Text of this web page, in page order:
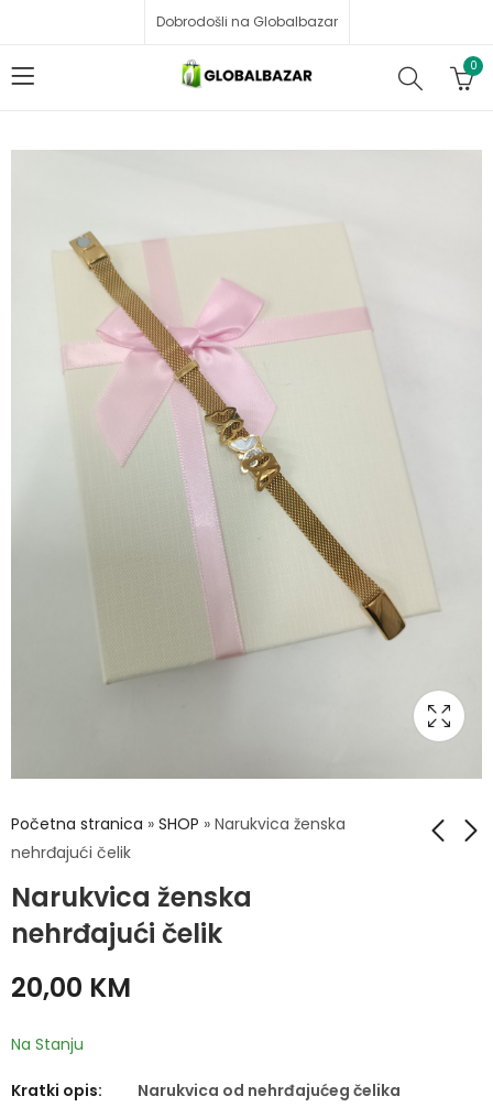
Dobrodošli na Globalbazar
0
Početna stranica » SHOP » Narukvica ženska
nehrđajući čelik
Narukvica ženska
nehrđajući čelik
20,00 KM
Na Stanju
Kratki opis:
Narukvica od nehrđajućeg čelika